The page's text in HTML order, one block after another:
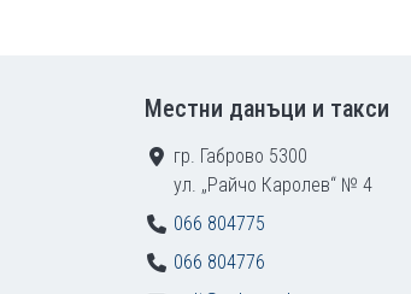
Местни данъци и такси
гр. Габрово 5300
ул. „Райчо Каролев“ № 4
066 804775
066 804776